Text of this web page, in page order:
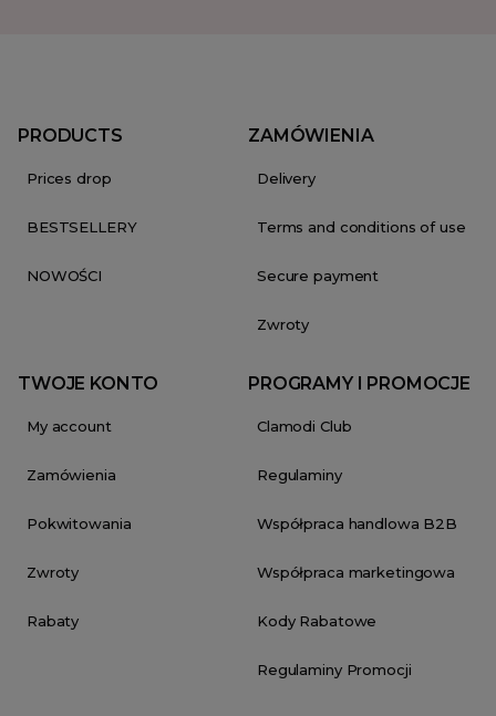
PRODUCTS
Prices drop
BESTSELLERY
NOWOŚCI
ZAMÓWIENIA
Delivery
Terms and conditions of use
Secure payment
Zwroty
TWOJE KONTO
My account
Zamówienia
Pokwitowania
Zwroty
Rabaty
PROGRAMY I PROMOCJE
Clamodi Club
Regulaminy
Współpraca handlowa B2B
Współpraca marketingowa
Kody Rabatowe
Regulaminy Promocji